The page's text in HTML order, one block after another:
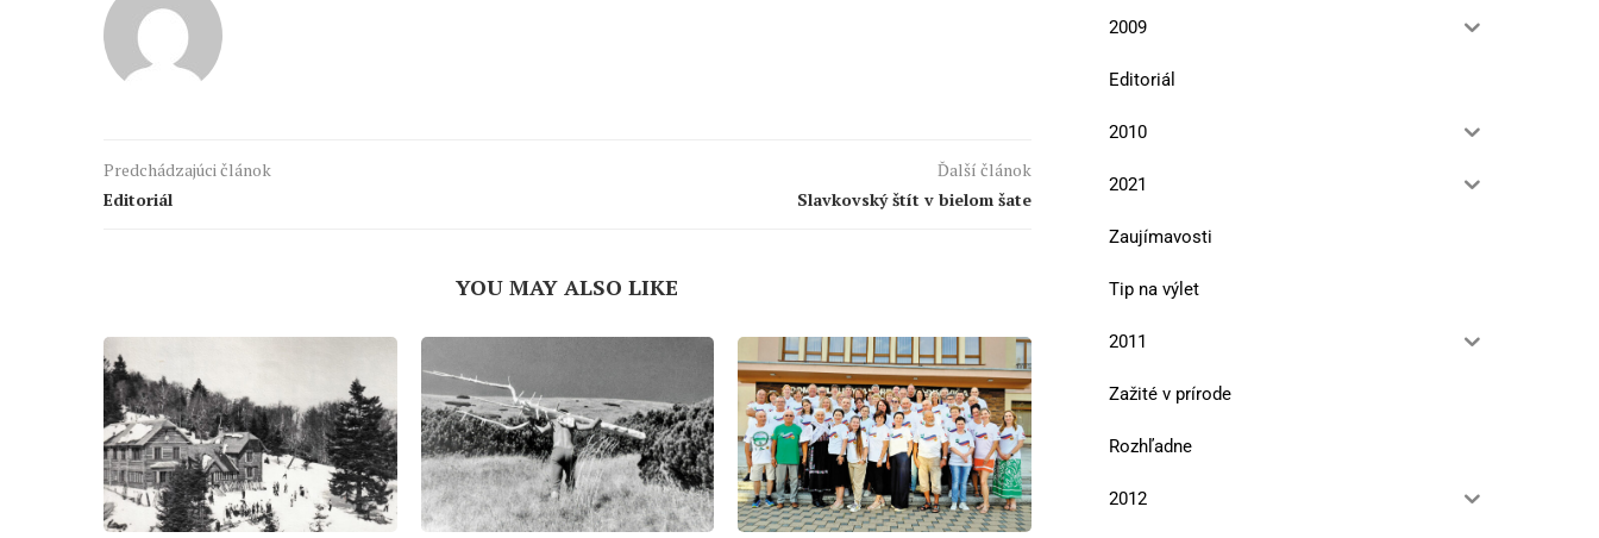
Predchádzajúci článok
Editoriál
Ďalší článok
Slavkovský štít v bielom šate
YOU MAY ALSO LIKE
2009
Editoriál
2010
2021
Zaujímavosti
Tip na výlet
2011
Zažité v prírode
Rozhľadne
2012